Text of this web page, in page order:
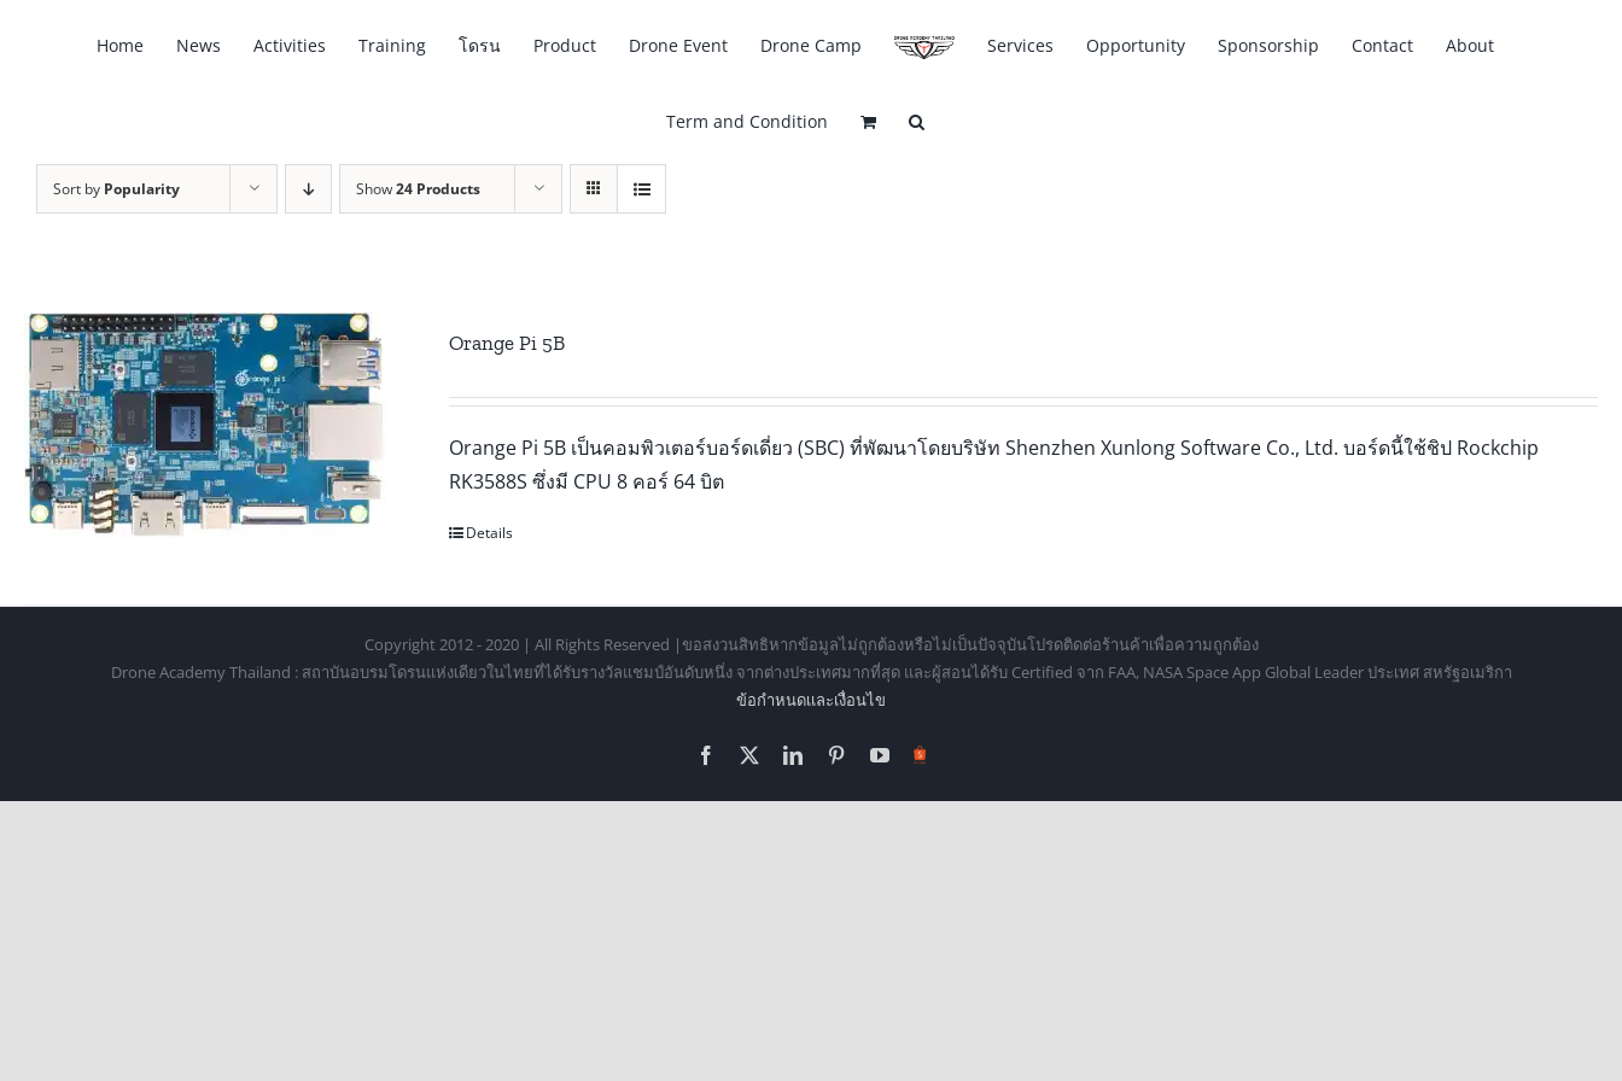
Home News Activities Training โดรน Product Drone Event Drone Camp Services Opportunity Sponsorship Contact About
Term and Condition
Sort by Popularity Show24 Products
Orange Pi 5B
Orange Pi 5B เป็นคอมพิวเตอร์บอร์ดเดี่ยว (SBC) ที่พัฒนาโดยบริษัท Shenzhen Xunlong Software Co., Ltd. บอร์ดนี้ใช้ชิป Rockchip
RK3588S ซึ่งมี CPU 8 คอร์ 64 บิต
Details
Copyright 2012 - 2020 | All Rights Reserved |ขอสงวนสิทธิหากข้อมูลไม่ถูกต้องหรือไม่เป็นปัจจุบันโปรดติดต่อร้านค้าเพื่อความถูกต้อง
Drone Academy Thailand : สถาบันอบรมโดรนแห่งเดียวในไทยที่ได้รับรางวัลแชมป์อันดับหนึ่ง จากต่างประเทศมากที่สุด และผู้สอนได้รับ Certified จาก FAA, NASA Space App Global Leader ประเทศ สหรัฐอเมริกา
ข้อกำหนดเเละเงื่อนไข
Facebook
X LinkedInPinterestYouTube
Https://shopee.co.th/oculus.vr.thailand